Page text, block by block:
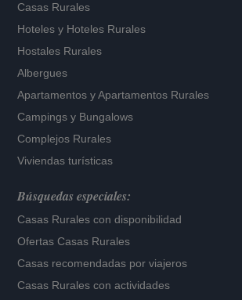
Casas Rurales
Hoteles y Hoteles Rurales
Hostales Rurales
Albergues
Apartamentos yApartamentos Rurales
Campings y Bungalows
Complejos Rurales
Viviendas turísticas
Búsquedas especiales:
Casas Rurales con disponibilidad
Ofertas Casas Rurales
Casas recomendadas por viajeros
Casas Rurales con actividades